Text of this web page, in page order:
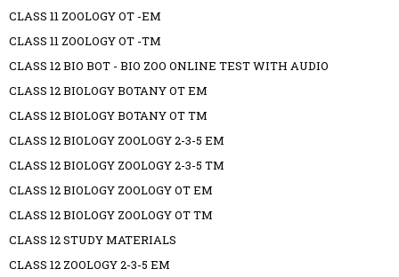
CLASS 11 ZOOLOGY OT -EM
CLASS 11 ZOOLOGY OT -TM
CLASS 12 BIO BOT - BIO ZOO ONLINE TEST WITH AUDIO
CLASS 12 BIOLOGY BOTANY OT EM
CLASS 12 BIOLOGY BOTANY OT TM
CLASS 12 BIOLOGY ZOOLOGY 2-3-5 EM
CLASS 12 BIOLOGY ZOOLOGY 2-3-5 TM
CLASS 12 BIOLOGY ZOOLOGY OT EM
CLASS 12 BIOLOGY ZOOLOGY OT TM
CLASS 12 STUDY MATERIALS
CLASS 12 ZOOLOGY 2-3-5 EM